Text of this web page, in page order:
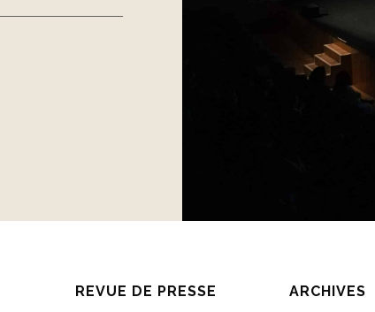
REVUE DE PRESSE ARCHIVES